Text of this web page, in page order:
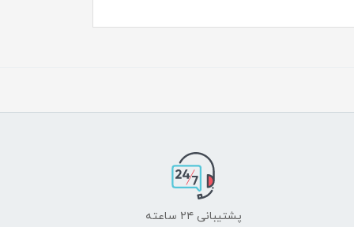
پشتیبانی ۲۴ ساعته